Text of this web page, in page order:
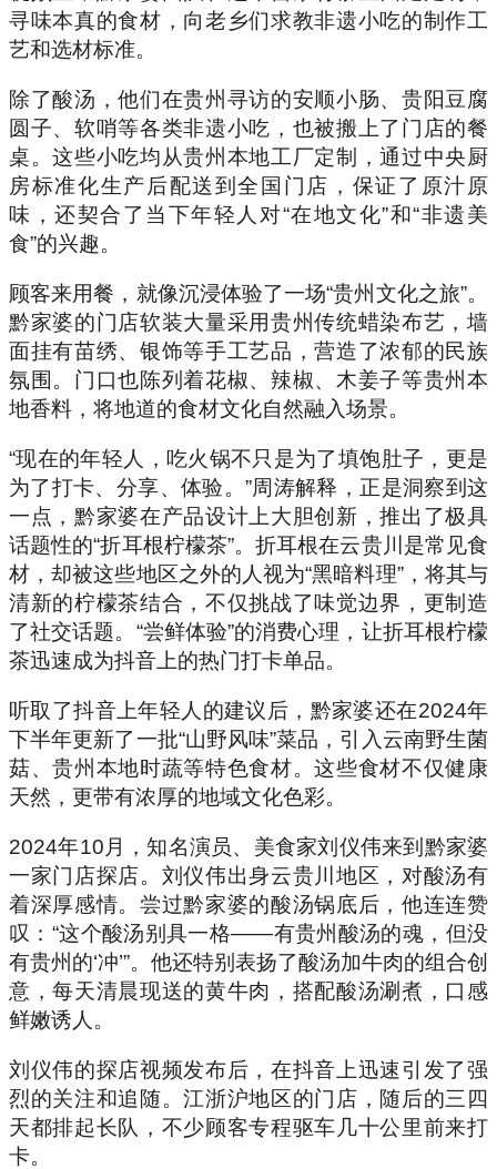
寻味本真的食材，向老乡们求教非遗小吃的制作工
艺和选材标准。
除了酸汤，他们在贵州寻访的安顺小肠、贵阳豆腐
圆子、软哨等各类非遗小吃，也被搬上了门店的餐
桌。这些小吃均从贵州本地工厂定制，通过中央厨
房标准化生产后配送到全国门店，保证了原汁原
味，还契合了当下年轻人对“在地文化”和“非遗美
食”的兴趣。
顾客来用餐，就像沉浸体验了一场“贵州文化之旅”。
黔家婆的门店软装大量采用贵州传统蜡染布艺，墙
面挂有苗绣、银饰等手工艺品，营造了浓郁的民族
氛围。门口也陈列着花椒、辣椒、木姜子等贵州本
地香料，将地道的食材文化自然融入场景。
“现在的年轻人，吃火锅不只是为了填饱肚子，更是
为了打卡、分享、体验。”周涛解释，正是洞察到这
一点，黔家婆在产品设计上大胆创新，推出了极具
话题性的“折耳根柠檬茶”。折耳根在云贵川是常见食
材，却被这些地区之外的人视为“黑暗料理”，将其与
清新的柠檬茶结合，不仅挑战了味觉边界，更制造
了社交话题。“尝鲜体验”的消费心理，让折耳根柠檬
茶迅速成为抖音上的热门打卡单品。
听取了抖音上年轻人的建议后，黔家婆还在2024年
下半年更新了一批“山野风味”菜品，引入云南野生菌
菇、贵州本地时蔬等特色食材。这些食材不仅健康
天然，更带有浓厚的地域文化色彩。
2024年10月，知名演员、美食家刘仪伟来到黔家婆
一家门店探店。刘仪伟出身云贵川地区，对酸汤有
着深厚感情。尝过黔家婆的酸汤锅底后，他连连赞
叹：“这个酸汤别具一格——有贵州酸汤的魂，但没
有贵州的‘冲’”。他还特别表扬了酸汤加牛肉的组合创
意，每天清晨现送的黄牛肉，搭配酸汤涮煮，口感
鲜嫩诱人。
刘仪伟的探店视频发布后，在抖音上迅速引发了强
烈的关注和追随。江浙沪地区的门店，随后的三四
天都排起长队，不少顾客专程驱车几十公里前来打
卡。